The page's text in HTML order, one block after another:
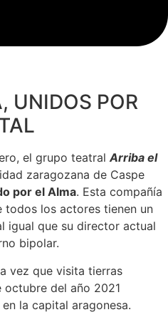
UNIDOS POR
el grupo teatralArriba el
zaragozana de Caspe
por el Alma. Esta compañía
todos los actores tienen un
igual que su director actual
bipolar.
vez que visita tierras
octubre del año 2021
la capital aragonesa.